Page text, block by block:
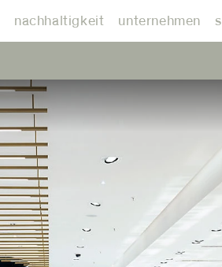
nachhaltigkeit unternehmen